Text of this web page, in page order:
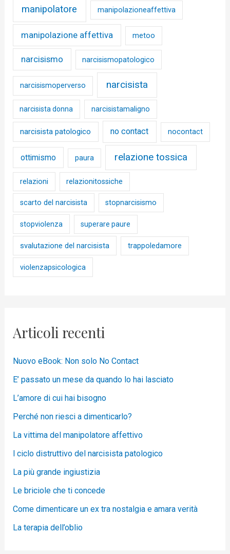
manipolatore manipolazioneaffettiva
manipolazione affettiva metoo
narcisismo narcisismopatologico
narcisismoperverso narcisista
narcisista donna narcisistamaligno
narcisista patologico no contact nocontact
ottimismo paura relazione tossica
relazioni relazionitossiche
scarto del narcisista stopnarcisismo
stopviolenza superare paure
svalutazione del narcisista trappoledamore
violenzapsicologica
Articoli recenti
Nuovo eBook: Non solo No Contact
E’ passato un mese da quando lo hai lasciato
L’amore di cui hai bisogno
Perché non riesci a dimenticarlo?
La vittima del manipolatore affettivo
l ciclo distruttivo del narcisista patologico
La più grande ingiustizia
Le briciole che ti concede
Come dimenticare un ex tra nostalgia e amara verità
La terapia dell’oblio